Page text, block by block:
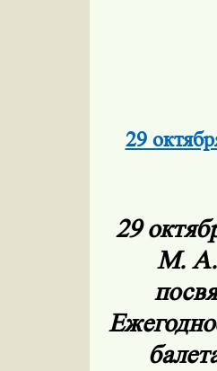
29
29
М. А.